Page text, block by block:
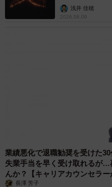
浅井 佳穂
2026.08.09
業績悪化で退職勧奨を受けた
失業手当を早く受け取れるが
んか？【キャリアカウンセラー
長澤 芳子